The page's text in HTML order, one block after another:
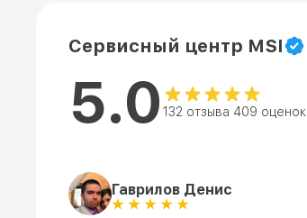
Сервисный центр MSI
5.0 132 отзыва 409 оценок
Гаврилов Денис